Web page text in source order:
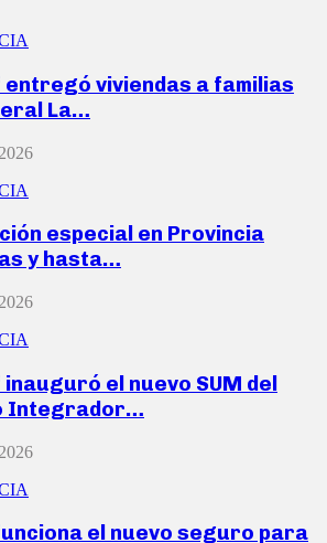
viviendas a familias
La…
especial en Provincia
y hasta…
el nuevo SUM del
Integrador…
el nuevo seguro para